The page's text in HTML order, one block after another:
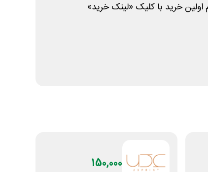
خرید با کلیک «لینک خرید»
150,000